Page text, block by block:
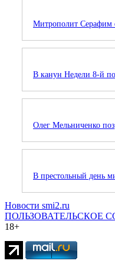
Митрополит Серафим
В канун Недели 8-й
Олег Мельниченко
В престольный день
Новости smi2.ru
ПОЛЬЗОВАТЕЛЬСКОЕ
18+